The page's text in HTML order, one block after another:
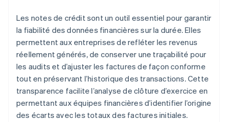
Les notes de crédit sont un outil essentiel pour garantir
la fiabilité des données financières sur la durée. Elles
permettent aux entreprises de refléter les revenus
réellement générés, de conserver une traçabilité pour
les audits et d’ajuster les factures de façon conforme
tout en préservant l’historique des transactions. Cette
transparence facilite l’analyse de clôture d’exercice en
permettant aux équipes financières d’identifier l’origine
des écarts avec les totaux des factures initiales.